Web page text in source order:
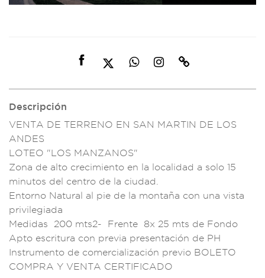
Descripción
VENTA DE TERRENO EN SAN MARTIN DE LOS
ANDES
LOTEO "LOS MANZANOS"
Zona de alto crecimiento en la local idad a solo 15
minutos del centro de la ciudad.
Entorno Natural al pie de la montaña con una vista
privi legiada
Medidas 200 mts2- Frente 8x 25 mts de Fondo
Apto escritura con previa presentación de PH
Instrumento de comercialización previo BOL ETO
COMPRA Y VENTA CERTIFICADO